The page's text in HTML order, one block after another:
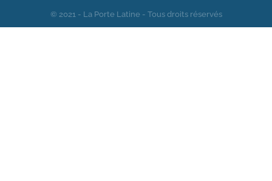
© 2021 - La Porte Latine - Tous droits réservés